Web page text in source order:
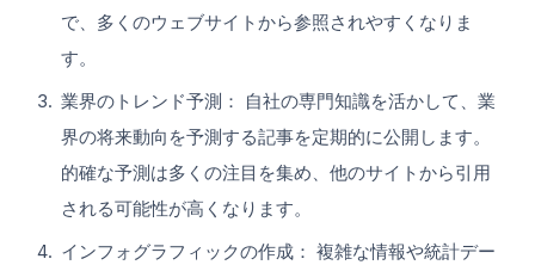
で、多くのウェブサイトから参照されやすくなりま
す。
業界のトレンド予測： 自社の専門知識を活かして、業
界の将来動向を予測する記事を定期的に公開します。
的確な予測は多くの注目を集め、他のサイトから引用
される可能性が高くなります。
インフォグラフィックの作成： 複雑な情報や統計デー